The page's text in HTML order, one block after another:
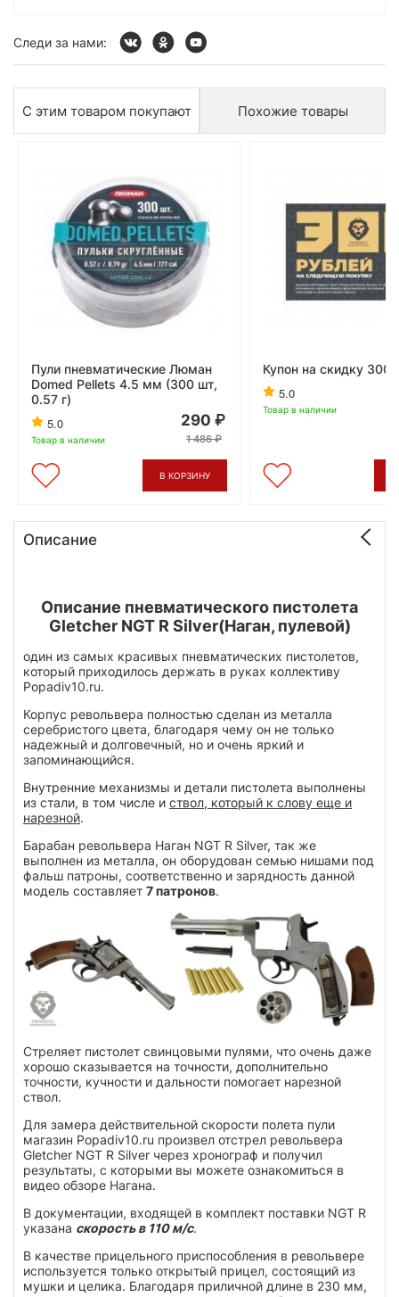
Следи за нами:
С этим товаром покупают Похожие товары
Пули пневматические Люман
Domed Pellets 4.5 мм (300 шт,
0.57 г)
5.0
Товар в наличии
290
1 486
В КОРЗИНУ
Купон на скидку 300
5.0
Товар в наличии
Описание
Описание пневматического пистолета
Gletcher NGT R Silver(Наган, пулевой)
один из самых красивых пневматических пистолетов,
который приходилось держать в руках коллективу
Popadiv10.ru.
Корпус револьвера полностью сделан из металла
серебристого цвета, благодаря чему он не только
надежный и долговечный, но и очень яркий и
запоминающийся.
Внутренние механизмы и детали пистолета выполнены
из стали, в том числе и ствол, который к слову еще и
нарезной.
Барабан револьвера Наган NGT R Silver, так же
выполнен из металла, он оборудован семью нишами под
фальш патроны, соответственно и зарядность данной
модель составляет 7 патронов.
Стреляет пистолет свинцовыми пулями, что очень даже
хорошо сказывается на точности, дополнительно
точности, кучности и дальности помогает нарезной
ствол.
Для замера действительной скорости полета пули
магазин Popadiv10.ru произвел отстрел револьвера
Gletcher NGT R Silver через хронограф и получил
результаты, с которыми вы можете ознакомиться в
видео обзоре Нагана.
В документации, входящей в комплект поставки NGT R
указана скорость в 110 м/с.
В качестве прицельного приспособления в револьвере
используется только открытый прицел, состоящий из
мушки и целика. Благодаря приличной длине в 230 мм,